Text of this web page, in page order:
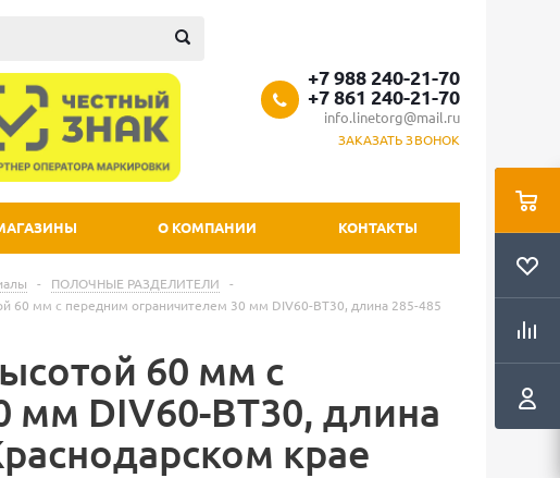
+7 988 240-21-70
+7 861 240-21-70
info.linetorg@mail.ru
ЗАКАЗАТЬ ЗВОНОК
О КОМПАНИИ КОНТАКТЫ
- ПОЛОЧНЫЕ РАЗДЕЛИТЕЛИ
-
60 мм с передним ограничителем 30 мм DIV60-BT30, длина 285-485
60 мм с
мм DIV60-BT30, длина
крае